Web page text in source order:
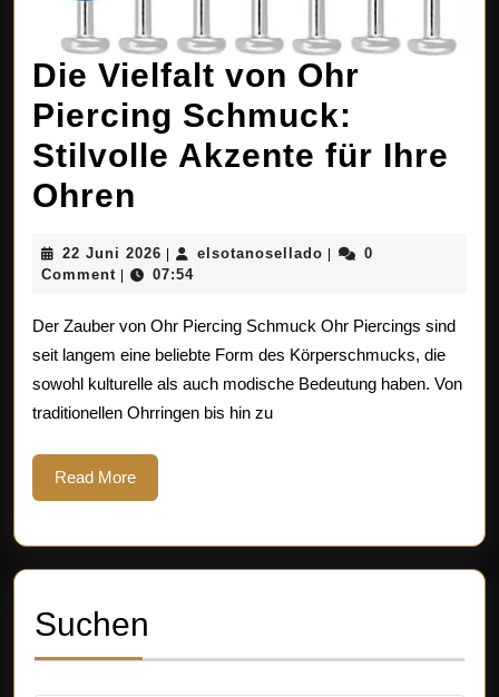
Die Vielfalt von Ohr
Piercing Schmuck:
Stilvolle Akzente für Ihre
Ohren
von
Ohr
Piercing
Schmuck:
Stilvolle
Akzente
Ihre
22 Juni 2026 22
Juni
elsotanosellado elsotanosellado
0
Comment
07:54
Der Zauber von Ohr Piercing Schmuck Ohr Piercings sind
seit langem eine beliebte Form des Körperschmucks, die
sowohl kulturelle als auch modische Bedeutung haben. Von
traditionellen Ohrringen bis hin zu
Read MoreRead
More
Suchen